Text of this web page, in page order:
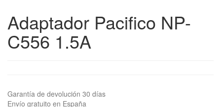
Adaptador Pacifico NP-
C556 1.5A
Garantía de devolución 30 días
Envío gratuito en España